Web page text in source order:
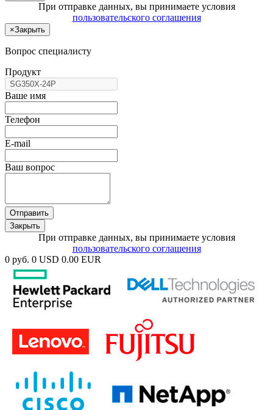
При отправке данных, вы принимаете условия
пользовательского соглашения
×Закрыть
Вопрос специалисту
Продукт
Ваше имя
Телефон
E-mail
Ваш вопрос
Отправить
Закрыть
При отправке данных, вы принимаете условия
пользовательского соглашения
0 руб. 0 USD 0.00 EUR